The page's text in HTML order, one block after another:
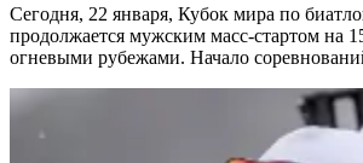
Сегодня, 22 января, Кубок мира по
продолжается мужским масс-стартом на
огневыми рубежами. Начало